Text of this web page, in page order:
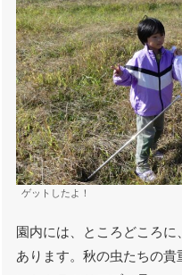
ゲットしたよ！
園内には、ところどころ
あります。秋の虫たちの